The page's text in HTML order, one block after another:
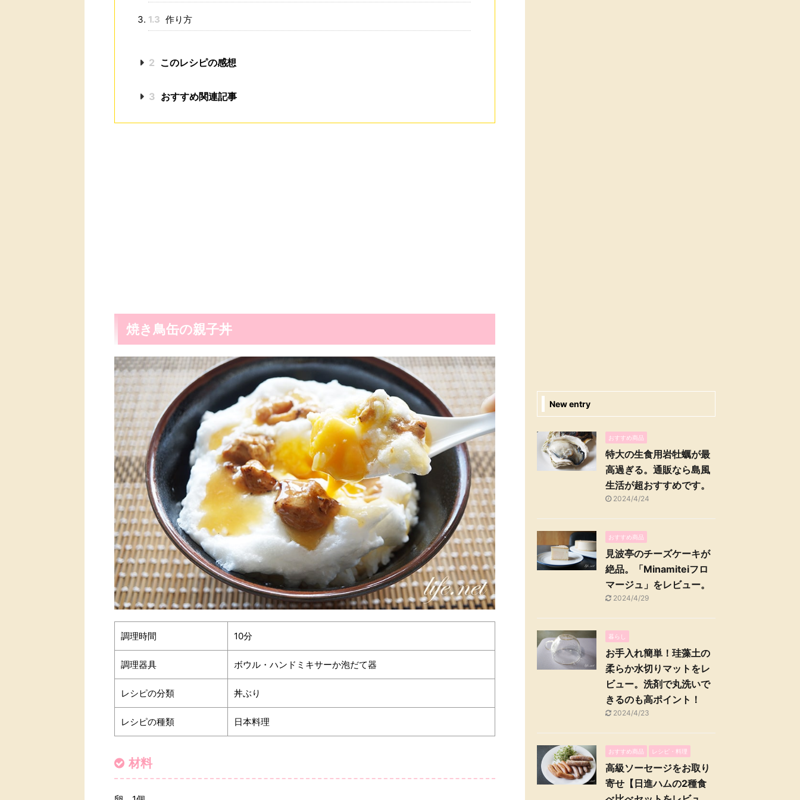
1.3 作り方
2 このレシピの感想
3 おすすめ関連記事
焼き鳥缶の親子丼
調理時間 10分
調理器具 ボウル・ハンドミキサーか泡だて器
レシピの分類 丼ぶり
レシピの種類 日本料理
材料
New entry
おすすめ商品
特大の生食用岩牡蠣が最
高過ぎる。通販なら島風
生活が超おすすめです。
2024/4/24
おすすめ商品
見波亭のチーズケーキが
絶品。「Minamiteiフロ
マージュ」をレビュー。
2024/4/29
暮らし
お手入れ簡単！珪藻土の
柔らか水切りマットをレ
ビュー。洗剤で丸洗いで
きるのも高ポイント！
2024/4/23
おすすめ商品 レシピ・料理
高級ソーセージをお取り
寄せ【日進ハムの2種食